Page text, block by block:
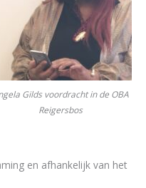
Gilds voordracht in de OBA
Reigersbos
en afhankelijk van het